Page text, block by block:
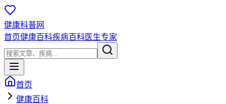
健康科普网
首页健康百科疾病百科医生专家
首页
健康百科